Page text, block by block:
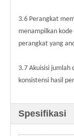
3.6 Perangkat
menampilkan
perangkat yang
3.7 Akuisisi
konsistensi hasil
Spesifikasi